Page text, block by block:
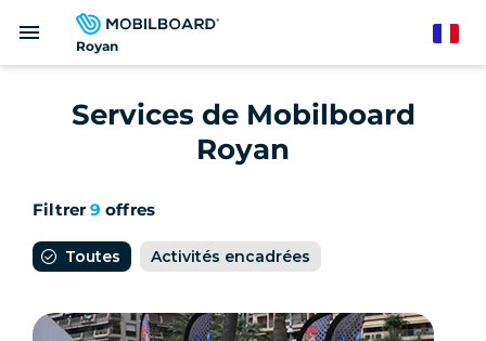
Royan
menu
Services de Mobilboard
Royan
Filtrer9 offres
Toutes Activités encadrées